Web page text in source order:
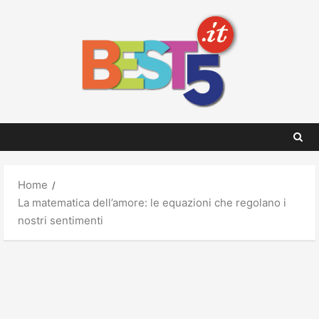
Home
La matematica dell’amore: le equazioni che regolano i
nostri sentimenti